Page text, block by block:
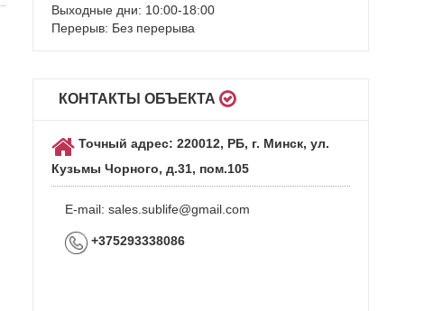
Выходные дни: 10:00-18:00
Перерыв: Без перерыва
КОНТАКТЫ ОБЪЕКТА
Точный адрес: 220012, РБ, г. Минск, ул.
Кузьмы Чорного, д.31, пом.105
E-mail: sales.sublife@gmail.com
+375293338086